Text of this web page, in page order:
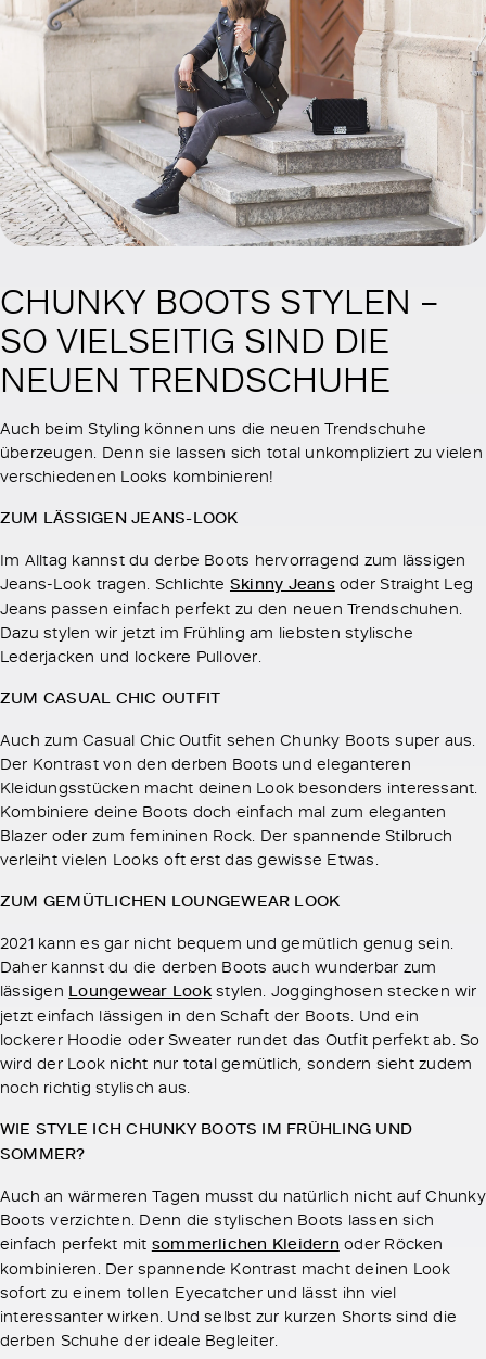
CHUNKY BOOTS STYLEN –
SO VIELSEITIG SIND DIE
NEUEN TRENDSCHUHE
Auch beim Styling können uns die neuen Trendschuhe
überzeugen. Denn sie lassen sich total unkompliziert zu vielen
verschiedenen Looks kombinieren!
ZUM LÄSSIGEN JEANS-LOOK
Im Alltag kannst du derbe Boots hervorragend zum lässigen
Jeans-Look tragen. Schlichte Skinny Jeansoder Straight Leg
Jeans passen einfach perfekt zu den neuen Trendschuhen.
Dazu stylen wir jetzt im Frühling am liebsten stylische
Lederjacken und lockere Pullover.
ZUM CASUAL CHIC OUTFIT
Auch zum Casual Chic Outfit sehen Chunky Boots super aus.
Der Kontrast von den derben Boots und eleganteren
Kleidungsstücken macht deinen Look besonders interessant.
Kombiniere deine Boots doch einfach mal zum eleganten
Blazer oder zum femininen Rock. Der spannende Stilbruch
verleiht vielen Looks oft erst das gewisse Etwas.
ZUM GEMÜTLICHEN LOUNGEWEAR LOOK
2021 kann es gar nicht bequem und gemütlich genug sein.
Daher kannst du die derben Boots auch wunderbar zum
lässigen Loungewear Lookstylen. Jogginghosen stecken wir
jetzt einfach lässigen in den Schaft der Boots. Und ein
lockerer Hoodie oder Sweater rundet das Outfit perfekt ab. So
wird der Look nicht nur total gemütlich, sondern sieht zudem
noch richtig stylisch aus.
WIE STYLE ICH CHUNKY BOOTS IM FRÜHLING UND
SOMMER?
Auch an wärmeren Tagen musst du natürlich nicht auf Chunky
Boots verzichten. Denn die stylischen Boots lassen sich
einfach perfekt mit sommerlichen Kleidern oder Röcken
kombinieren. Der spannende Kontrast macht deinen Look
sofort zu einem tollen Eyecatcher und lässt ihn viel
interessanter wirken. Und selbst zur kurzen Shorts sind die
derben Schuhe der ideale Begleiter.